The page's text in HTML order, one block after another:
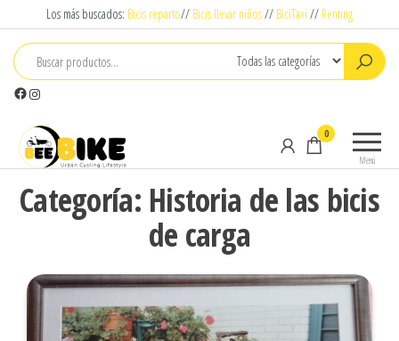
al
contenido
Los más buscados: Bicis reparto// Bicis llevar niños// BiciTaxi // Renting
Facebook
Instagram
Lifestyle
Menú
0
Categoría: Historia de las bicis
de carga